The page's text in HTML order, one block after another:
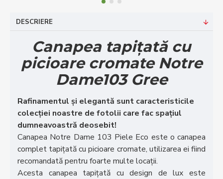
DESCRIERE
Canapea tapițată cu
picioare cromate Notre
Dame103 Gree
Rafinamentul și elegantă sunt caracteristicile
colecției noastre de fotolii care fac spațiul
dumneavoastră deosebit!
Canapea Notre Dame 103 Piele Eco este o canapea
complet tapițată cu picioare cromate, utilizarea ei fiind
recomandată pentru foarte multe locații.
Acesta canapea tapițată cu design de lux este